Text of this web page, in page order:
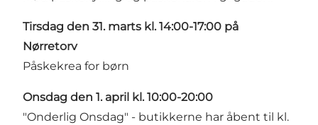
Tirsdag den 31. marts kl. 14:00-17:00 på
Nørretorv
Påskekrea for børn
Onsdag den 1. april kl. 10:00-20:00
"Onderlig Onsdag" - butikkerne har åbent til kl.